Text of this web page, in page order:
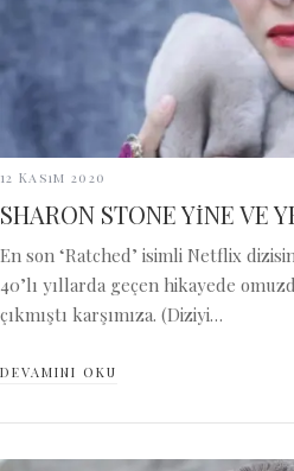
12 Kasım 2020
SHARON STONE YİNE VE
En son ‘Ratched’ isimli Netflix
40’lı yıllarda geçen hikayede
çıkmıştı karşımıza. (Diziyi…
DEVAMINI OKU